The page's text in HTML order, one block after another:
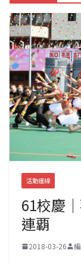
活動連線
61校慶
連覇
2018-03-26